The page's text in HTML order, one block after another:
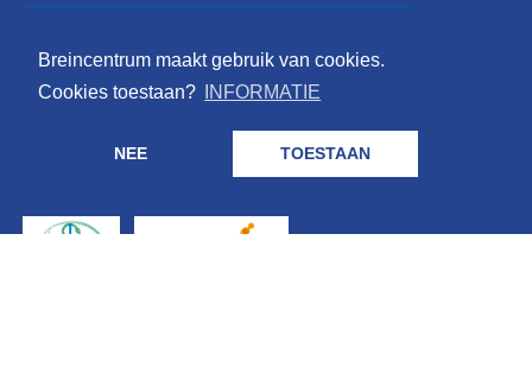
Breincentrum maakt gebruik van cookies.
Cookies toestaan?
INFORMATIE
NEE TOESTAAN